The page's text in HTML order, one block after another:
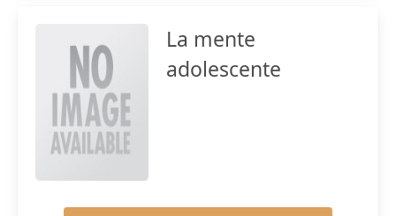
La mente
adolescente